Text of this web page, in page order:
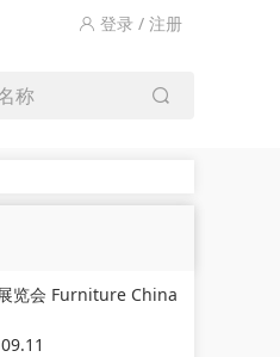
登录 / 注册
称
览会 Furniture China